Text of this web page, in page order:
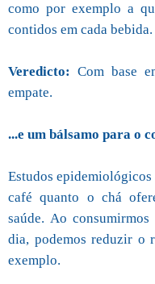
como por exemplo a
contidos em cada bebida.
Veredicto: Com base
empate.
...e um bálsamo para o
Estudos
café quanto o chá
saúde. Ao
dia, podemos reduzir o
exemplo.